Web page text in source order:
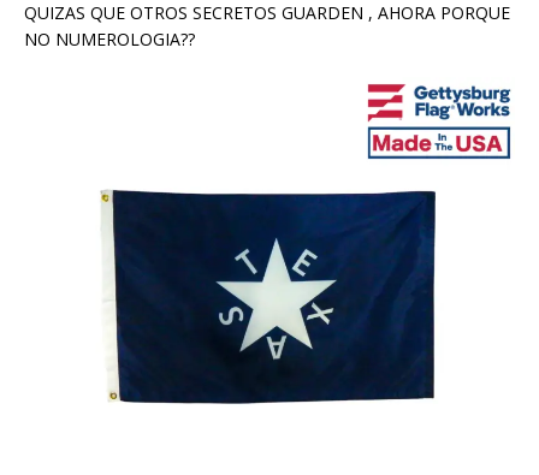
QUIZAS QUE OTROS SECRETOS GUARDEN , AHORA PORQUE
NO NUMEROLOGIA??